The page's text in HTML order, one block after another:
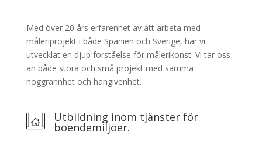
Med över 20 års erfarenhet av att arbeta med
måleriprojekt i både Spanien och Sverige, har vi
utvecklat en djup förståelse för målerikonst. Vi tar oss
an både stora och små projekt med samma
noggrannhet och hängivenhet.
Utbildning inom tjänster för
boendemiljöer.